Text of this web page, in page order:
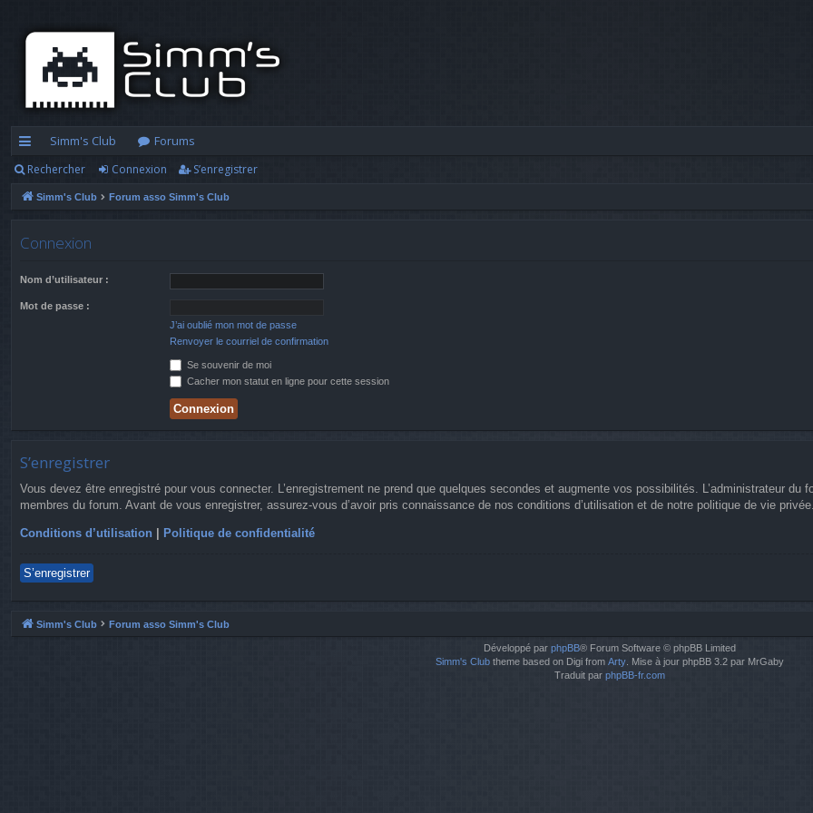
cc
ès
Simm's Club
Forums
Rechercher Connexion S’enregistrer
Simm's Club Forum asso Simm's Club
Connexion
Nom d’utilisateur :
Mot de passe :
J’ai oublié mon mot de passe
Renvoyer le courriel de confirmation
Se souvenir de moi
Cacher mon statut en ligne pour cette session
S’enregistrer
Vous devez être enregistré pour vous connecter. L’enregistrement ne prend que quelques secondes et augmente vos possibilités. L’administrateur
membres du forum. Avant de vous enregistrer, assurez-vous d’avoir pris connaissance de nos conditions d’utilisation et de notre politique de vie
Conditions d’utilisation | Politique de confidentialité
S’enregistrer
Simm's Club Forum asso Simm's Club
Développé par phpBB® Forum Software © phpBB Limited
Simm's Club theme based on Digi from Arty . Mise à jour phpBB 3.2 par MrGaby
Traduit par phpBB-fr.com